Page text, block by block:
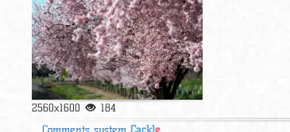
2560x1600 184